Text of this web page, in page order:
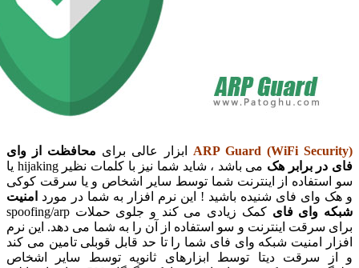
ARP Guard (WiFiابزار عالی برایمحافظت از وای
برابر هک
می باشد ، شاید شما نیز با کلمات نظیر hijaking یا
از اینترنت شما توسط سایر اشخاص و یا سرقت کوکی
فای شنیده باشید ! این نرم افزار به شما در موردامنیت
فای
کمک زیادی می کند و جلوی حملات spoofing/arp
اینترنت و سو استفاده از آن را به شما می دهد. این نرم
امنیت شبکه وای فای شما را تا حد قابل قوبلی تامین می کند
دیتا توسط ابزارهای ثانویه توسط سایر اشخاص